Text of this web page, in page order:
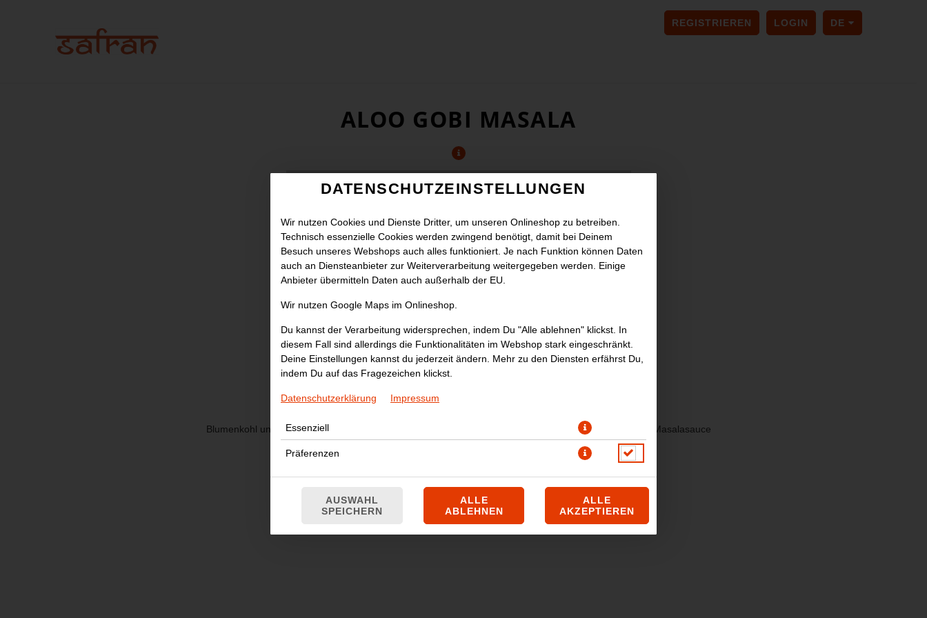
REGISTRIEREN LOGIN DE
SPRACHE
ALOO GOBI MASALA
Blumenkohl und gebratene Kartoffeln mit indischen Kräutern und Gewürzen verfeinert, in einer milden Masalasauce
DATENSCHUTZEINSTELLUNGEN
Wir nutzen Cookies und Dienste Dritter, um unseren Onlineshop zu betreiben.
Technisch essenzielle Cookies werden zwingend benötigt, damit bei Deinem
Besuch unseres Webshops auch alles funktioniert. Je nach Funktion können Daten
auch an Diensteanbieter zur Weiterverarbeitung weitergegeben werden. Einige
Anbieter übermitteln Daten auch außerhalb der EU.
Wir nutzen Google Maps im Onlineshop.
Du kannst der Verarbeitung widersprechen, indem Du "Alle ablehnen" klickst. In
diesem Fall sind allerdings die Funktionalitäten im Webshop stark eingeschränkt.
Deine Einstellungen kannst du jederzeit ändern. Mehr zu den Diensten erfährst Du,
indem Du auf das Fragezeichen klickst.
Datenschutzerklärung Impressum
Essenziell
Präferenzen
AUSWAHL
SPEICHERN
ALLE
ABLEHNEN
ALLE
AKZEPTIEREN